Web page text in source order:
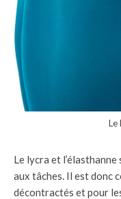
Le
Le lycra et
aux tâches. Il est donc
décontractés et pour